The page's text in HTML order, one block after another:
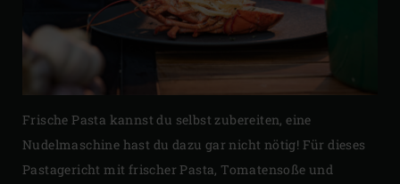
Frische Pasta kannst du selbst zubereiten, eine
Nudelmaschine hast du dazu gar nicht nötig! Für dieses
Pastagericht mit frischer Pasta, Tomatensoße und